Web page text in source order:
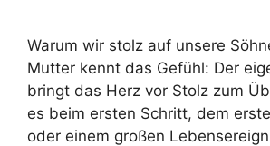
Warum wir stolz auf unsere
Mutter kennt das Gefühl: Der
bringt das Herz vor Stolz zum
es beim ersten Schritt, dem
oder einem großen